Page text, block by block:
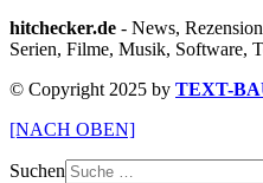
hitchecker.de - News,
Serien, Filme, Musik, Software,
© Copyright 2025 by TEXT-
[NACH OBEN]
Suchen